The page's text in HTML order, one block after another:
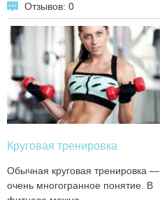
Отзывов: 0
Круговая тренировка
Обычная круговая тренировка —
очень многогранное понятие. В